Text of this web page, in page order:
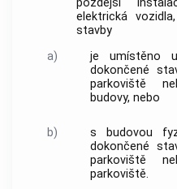
elektrická
stavby
a)
je umístěno
dokončené
parkoviště
budovy, nebo
b)
s budovou
dokončené
parkoviště
parkoviště.